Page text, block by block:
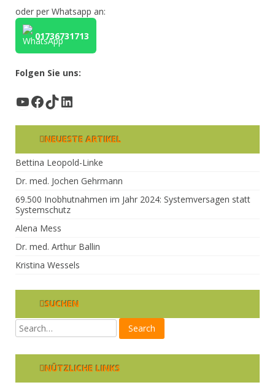
oder per Whatsapp an:
01736731713
Folgen Sie uns:
YouTube
Facebook
TikTok
LinkedIn
NEUESTE ARTIKEL
Bettina Leopold-Linke
Dr. med. Jochen Gehrmann
69.500 Inobhutnahmen im Jahr 2024: Systemversagen statt
Systemschutz
Alena Mess
Dr. med. Arthur Ballin
Kristina Wessels
SUCHEN
NÜTZLICHE LINKS